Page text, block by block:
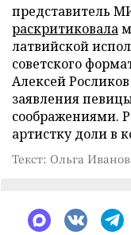
представитель
раскритиковала
латвийской
советского
Алексей Росликов
заявления
соображениями.
артистку доли в
Текст: Ольга